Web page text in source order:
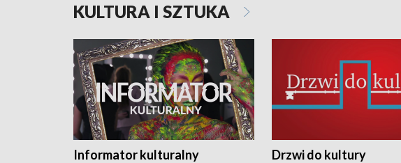
KULTURA I SZTUKA
Informator kulturalny Drzwi do kultury